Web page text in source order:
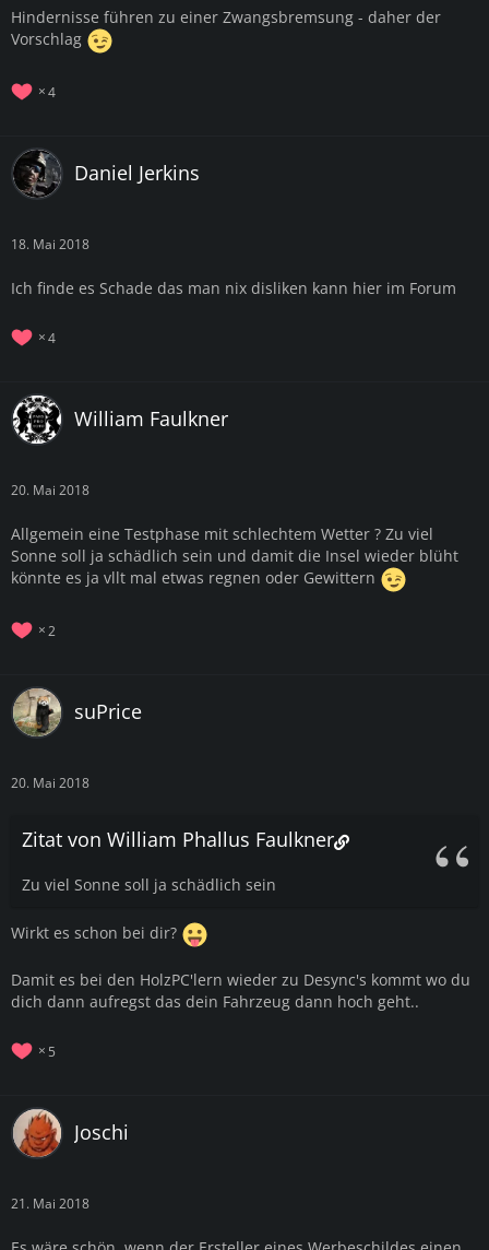
Hindernisse führen zu einer Zwangsbremsung - daher der
Vorschlag
4
Daniel Jerkins
18. Mai 2018
Ich finde es Schade das man nix disliken kann hier im Forum
4
William Faulkner
20. Mai 2018
Allgemein eine Testphase mit schlechtem Wetter ? Zu viel
Sonne soll ja schädlich sein und damit die Insel wieder blüht
könnte es ja vllt mal etwas regnen oder Gewittern
2
suPrice
20. Mai 2018
Zitat von William Phallus Faulkner
Zu viel Sonne soll ja schädlich sein
Wirkt es schon bei dir?
Damit es bei den HolzPC'lern wieder zu Desync's kommt wo du
dich dann aufregst das dein Fahrzeug dann hoch geht..
5
Joschi
21. Mai 2018